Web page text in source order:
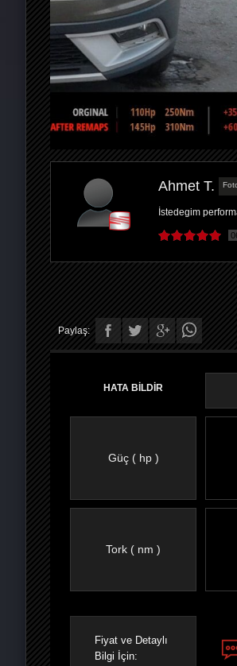
Ahmet T.
İstedegim
Paylaş:
HATA BİLDİR
Güç ( hp )
Tork ( nm )
Fiyat ve Detaylı
Bilgi İçin: